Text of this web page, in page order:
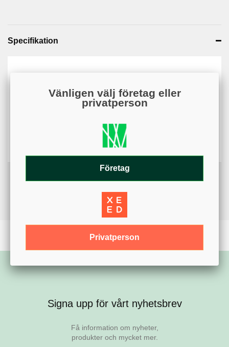
Specifikation
Web - artikelgrupp KS000145
Web - artikelgruppering
Signa upp för vårt nyhetsbrev
Få information om nyheter,
produkter och mycket mer.
Vänligen välj företag eller
privatperson
Företag
Privatperson